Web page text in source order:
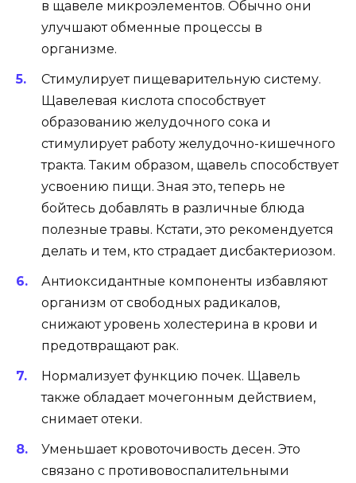
в щавеле микроэлементов. Обычно они
улучшают обменные процессы в
организме.
Стимулирует пищеварительную систему.
Щавелевая кислота способствует
образованию желудочного сока и
стимулирует работу желудочно-кишечного
тракта. Таким образом, щавель способствует
усвоению пищи. Зная это, теперь не
бойтесь добавлять в различные блюда
полезные травы. Кстати, это рекомендуется
делать и тем, кто страдает дисбактериозом.
Антиоксидантные компоненты избавляют
организм от свободных радикалов,
снижают уровень холестерина в крови и
предотвращают рак.
Нормализует функцию почек. Щавель
также обладает мочегонным действием,
снимает отеки.
Уменьшает кровоточивость десен. Это
связано с противовоспалительными